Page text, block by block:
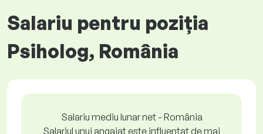
Salariu pentru poziția
Psiholog, România
Salariu mediu lunar net - România
Salariul unui angajat este influențat de mai